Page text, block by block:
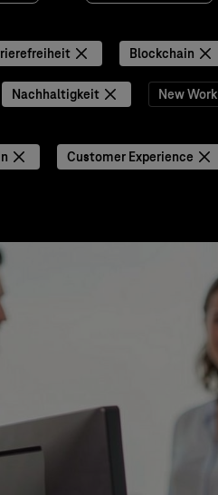
Blockchain
Nachhaltigkeit New Work
Customer Experience